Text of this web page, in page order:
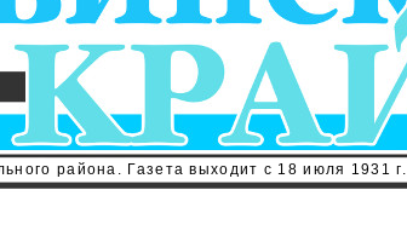
района. Газета выходит с 18 июля 1931 г.